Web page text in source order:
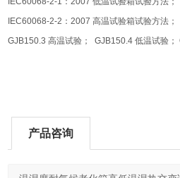
IEC60068-2-2 ：2007 高温试验箱试验方法
GJB150.3高温试验； GJB150.4 低温试验；
产品咨询